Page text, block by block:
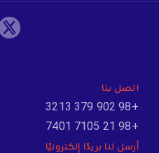
اتصل بنا
+98 902 379 3213
+98 21 7105 7401
أرسل لنا بريدًا إلكترونيًا